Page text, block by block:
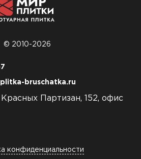
© 2010-2026
bruschatka.ru
Партизан, 152, офис
конфиденциальности